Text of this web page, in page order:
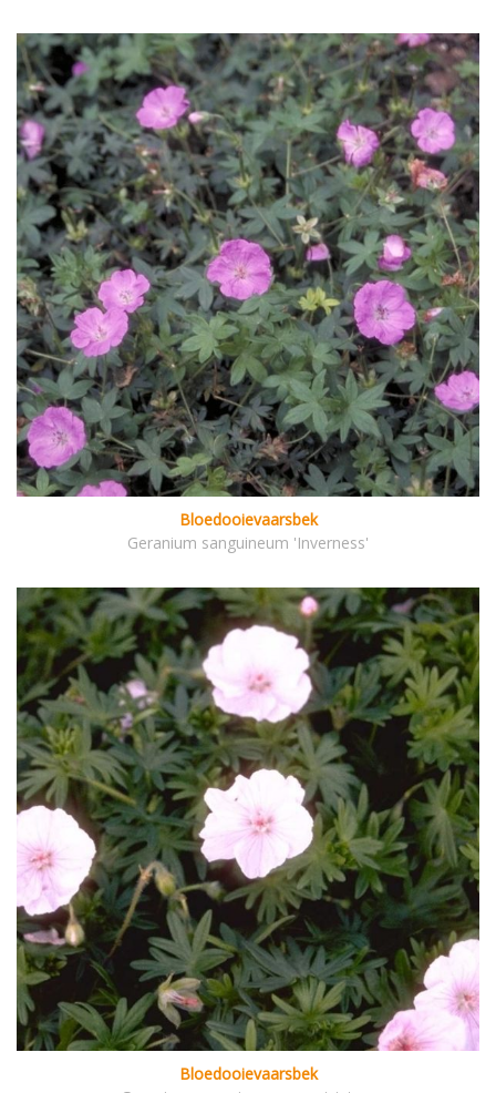
Bloedooievaarsbek
Geranium sanguineum 'Inverness'
Bloedooievaarsbek